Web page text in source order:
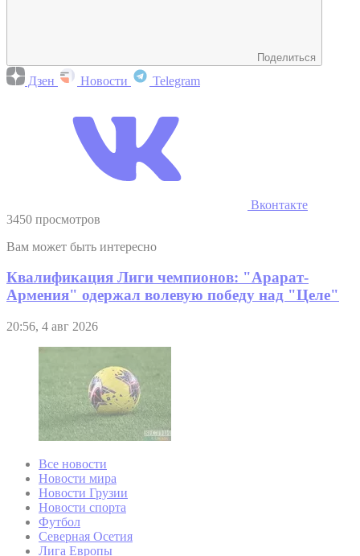
Поделиться
Дзен Новости Telegram
Вконтакте
3450 просмотров
Вам может быть интересно
Квалификация Лиги чемпионов: "Арарат-
Армения" одержал волевую победу над "Целе"
20:56, 4 авг 2026
Все новости
Новости мира
Новости Грузии
Новости спорта
Футбол
Северная Осетия
Лига Европы